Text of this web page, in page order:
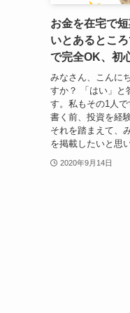
お金を在宅で
いとあるとこ
で完全OK、初
みなさん、こんに
すか？ 「はい」と
す。私もその1人
書く前、投資を経
それを踏まえて、
を掲載したいと思
2020年9月14日